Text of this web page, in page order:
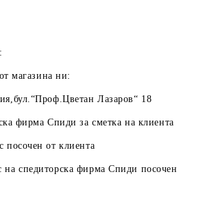
магазина ни:
Лазаров“ 18
фирма Спиди за сметка на клиента
от клиента
фирма Спиди посочен